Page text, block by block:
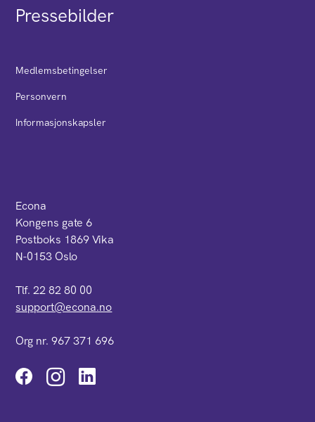
Pressebilder
Medlemsbetingelser
Personvern
Informasjonskapsler
Econa
Kongens gate 6
Postboks 1869 Vika
N-0153 Oslo
Tlf. 22 82 80 00
support@econa.no
Org nr. 967 371 696
Instagram